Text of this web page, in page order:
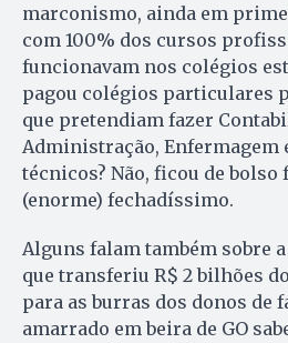
marconismo, ainda em
com 100% dos cursos
funcionavam nos colégios
pagou colégios particulares
que pretendiam fazer
Administração, Enfermagem
técnicos? Não, ficou de bolso
(enorme) fechadíssimo.
Alguns falam também sobre
que transferiu R$ 2 bilhões
para as burras dos donos de
amarrado em beira de GO